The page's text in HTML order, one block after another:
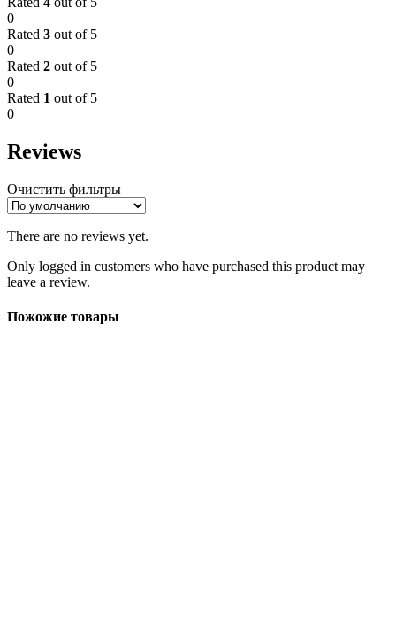
0
Rated 3 out of 5
0
Rated 2 out of 5
0
Rated 1 out of 5
0
Reviews
Очистить фильтры
There are no reviews yet.
Only logged in customers who have purchased this product may
leave a review.
Пожожие товары